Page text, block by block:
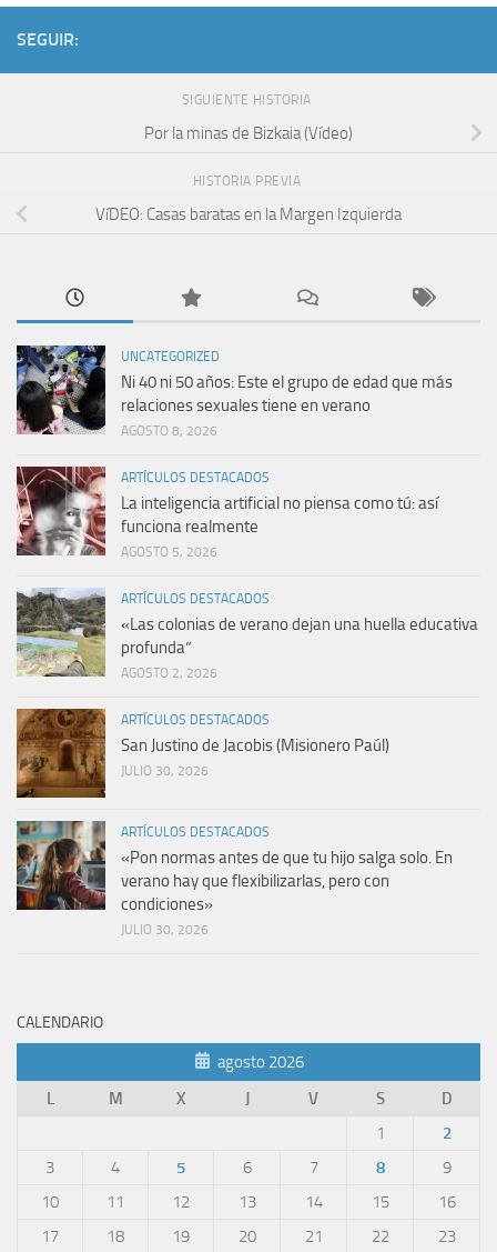
SEGUIR:
SIGUIENTE HISTORIA
Por la minas de Bizkaia (Ví­deo)
HISTORIA PREVIA
VíDEO: Casas baratas en la Margen Izquierda
UNCATEGORIZED
Ni 40 ni 50 años: Este el grupo de edad que más
relaciones sexuales tiene en verano
AGOSTO 8, 2026
ARTÍCULOS DESTACADOS
La inteligencia artificial no piensa como tú: así
funciona realmente
AGOSTO 5, 2026
ARTÍCULOS DESTACADOS
«Las colonias de verano dejan una huella educativa
profunda”
AGOSTO 2, 2026
ARTÍCULOS DESTACADOS
San Justino de Jacobis (Misionero Paúl)
JULIO 30, 2026
ARTÍCULOS DESTACADOS
«Pon normas antes de que tu hijo salga solo. En
verano hay que flexibilizarlas, pero con
condiciones»
JULIO 30, 2026
CALENDARIO
agosto 2026
L
M X J V S
D
1
2
3
4 5 6 7 8
9
10
11 12 13 14 15
16
17
18 19 20 21 22
23